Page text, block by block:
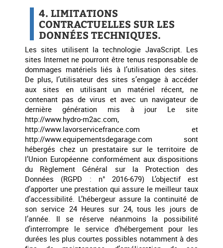
4. LIMITATIONS
CONTRACTUELLES SUR LES
DONNÉES TECHNIQUES.
Les sites utilisent la technologie JavaScript. Les
sites Internet ne pourront être tenus responsable de
dommages matériels liés à l’utilisation des sites.
De plus, l’utilisateur des sites s’engage à accéder
aux sites en utilisant un matériel récent, ne
contenant pas de virus et avec un navigateur de
dernière génération mis à jour Le site
http://www.hydro-m2ac.com,
http://www.lavorservicefrance.com et
http://www.equipementsdegarage.com sont
hébergés chez un prestataire sur le territoire de
l’Union Européenne conformément aux dispositions
du Règlement Général sur la Protection des
Données (RGPD : n° 2016-679) L’objectif est
d’apporter une prestation qui assure le meilleur taux
d’accessibilité. L’hébergeur assure la continuité de
son service 24 Heures sur 24, tous les jours de
l’année. Il se réserve néanmoins la possibilité
d’interrompre le service d’hébergement pour les
durées les plus courtes possibles notamment à des